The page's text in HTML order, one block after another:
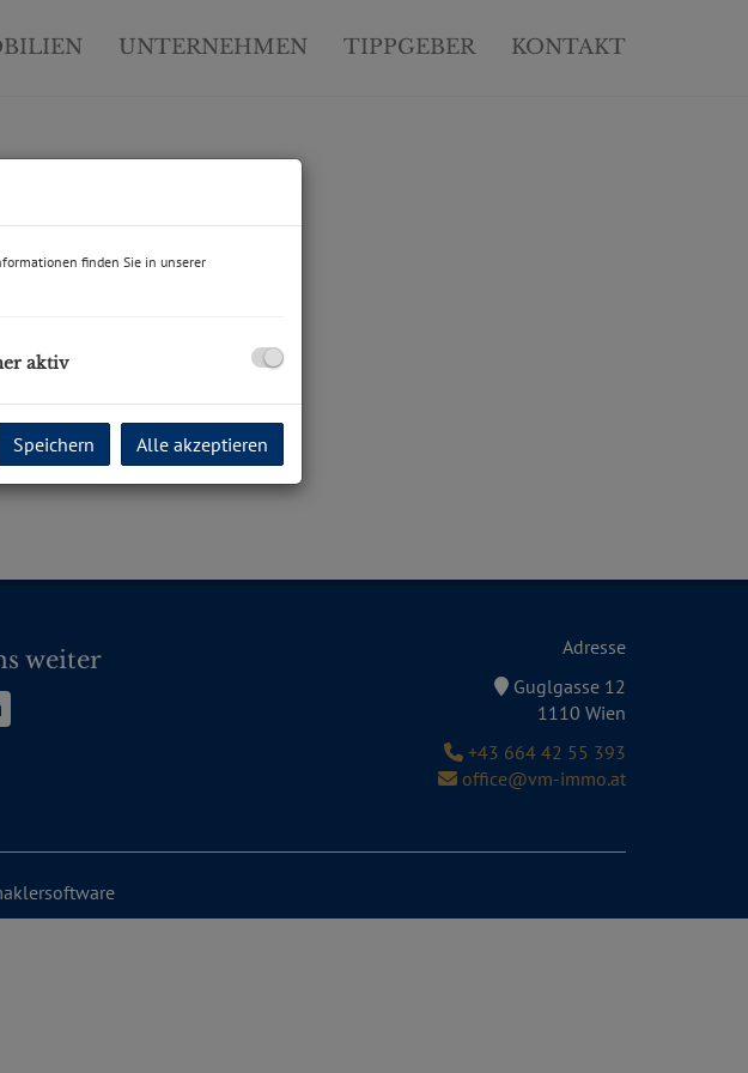
UNTERNEHMEN TIPPGEBER KONTAKT
weiter
Adresse
Guglgasse 12
1110 Wien
+43 664 42 55 393
office@vm-immo.at
finden Sie in unserer
aktiv
Speichern Alle akzeptieren